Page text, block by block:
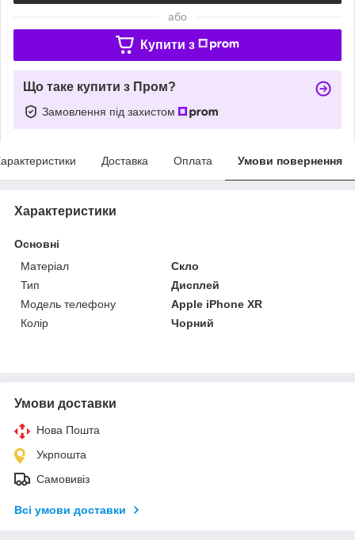
або
Купити з
Що таке купити з Пром?
Замовлення під захистом
Доставка Оплата Умови повернення
Характеристики
Основні
Матеріал
Скло
Тип
Дисплей
Модель телефону
Apple iPhone XR
Колір
Чорний
Умови доставки
Нова Пошта
Укрпошта
Самовивіз
Всі умови доставки